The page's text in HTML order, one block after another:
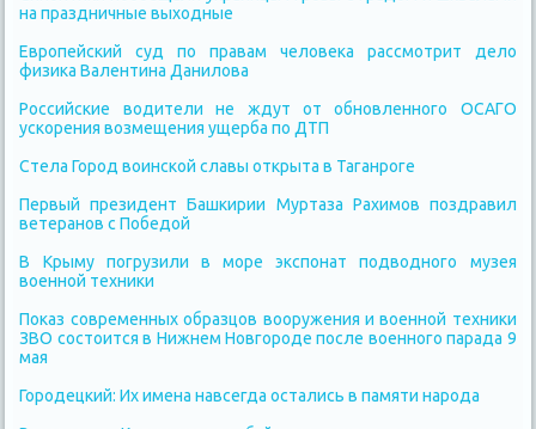
на праздничные выходные
Европейский суд по правам человека рассмотрит дело
физика Валентина Данилова
Российские водители не ждут от обновленного ОСАГО
ускорения возмещения ущерба по ДТП
Стела Город воинской славы открыта в Таганроге
Первый президент Башкирии Муртаза Рахимов поздравил
ветеранов с Победой
В Крыму погрузили в море экспонат подводного музея
военной техники
Показ современных образцов вооружения и военной техники
ЗВО состоится в Нижнем Новгороде после военного парада 9
мая
Городецкий: Их имена навсегда остались в памяти народа